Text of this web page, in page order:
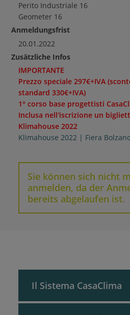
Perito Industriale 16
Geometer 16
Anmeldungsfrist
20.01.2022
Zusätzliche Infos
IMPORTANTE
Prezzo speciale 297€+IVA
standard 330€+IVA)
1° corso base progettisti
Inclusa nell'iscrizione un
Klimahouse 2022
Klimahouse 2022 | Fiera
Sie können sich nicht
anmelden, da der
bereits abgelaufen ist.
Il Sistema CasaClima